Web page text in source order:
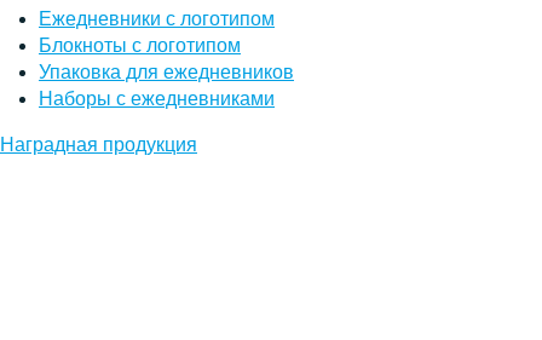
Ежедневники с логотипом
Блокноты с логотипом
Упаковка для ежедневников
Наборы с ежедневниками
Наградная продукция